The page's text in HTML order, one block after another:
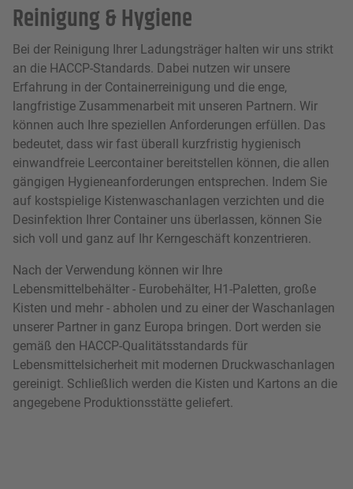
Reinigung & Hygiene
Bei der Reinigung Ihrer Ladungsträger halten wir uns strikt
an die HACCP-Standards. Dabei nutzen wir unsere
Erfahrung in der Containerreinigung und die enge,
langfristige Zusammenarbeit mit unseren Partnern. Wir
können auch Ihre speziellen Anforderungen erfüllen. Das
bedeutet, dass wir fast überall kurzfristig hygienisch
einwandfreie Leercontainer bereitstellen können, die allen
gängigen Hygieneanforderungen entsprechen. Indem Sie
auf kostspielige Kistenwaschanlagen verzichten und die
Desinfektion Ihrer Container uns überlassen, können Sie
sich voll und ganz auf Ihr Kerngeschäft konzentrieren.
Nach der Verwendung können wir Ihre
Lebensmittelbehälter - Eurobehälter, H1-Paletten, große
Kisten und mehr - abholen und zu einer der Waschanlagen
unserer Partner in ganz Europa bringen. Dort werden sie
gemäß den HACCP-Qualitätsstandards für
Lebensmittelsicherheit mit modernen Druckwaschanlagen
gereinigt. Schließlich werden die Kisten und Kartons an die
angegebene Produktionsstätte geliefert.